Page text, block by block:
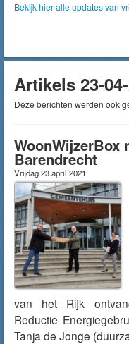
Bekijk hier alle updates van
Artikels 23-
Deze berichten werden ook
WoonWijzerBox
Barendrecht
Vrijdag 23 april 2021
van het Rijk
Reductie
Tanja de Jonge